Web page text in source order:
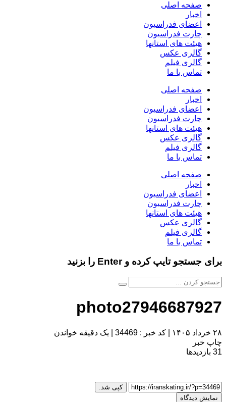
صفحه اصلی
اخبار
اعضای فدراسیون
چارت فدراسیون
هیئت های استانها
گالری عکس
گالری فیلم
تماس با ما
صفحه اصلی
اخبار
اعضای فدراسیون
چارت فدراسیون
هیئت های استانها
گالری عکس
گالری فیلم
تماس با ما
صفحه اصلی
اخبار
اعضای فدراسیون
چارت فدراسیون
هیئت های استانها
گالری عکس
گالری فیلم
تماس با ما
برای جستجو تایپ کرده و Enter را بزنید
photo27946687927
۲۸ خرداد ۱۴۰۵ کد خبر : 34469
یک دقیقه خواندن
چاپ خبر
31 بازدیدها
کپی شد.
نمایش دیدگاه